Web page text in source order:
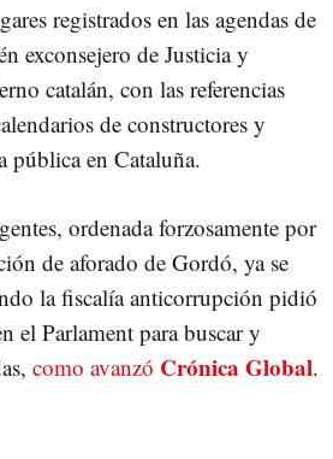
registrados en las agendas de
exconsejero de Justicia y
catalán, con las referencias
de constructores y
pública en Cataluña.
ordenada forzosamente por
de aforado de Gordó, ya se
la fiscalía anticorrupción pidió
el Parlament para buscar y
como avanzó Crónica Global.